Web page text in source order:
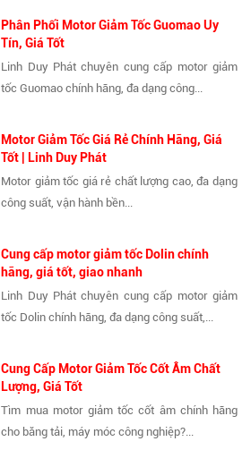
Phân Phối Motor Giảm Tốc Guomao Uy
Tín, Giá Tốt
Linh Duy Phát chuyên cung cấp motor giảm
tốc Guomao chính hãng, đa dạng công...
Motor Giảm Tốc Giá Rẻ Chính Hãng, Giá
Tốt | Linh Duy Phát
Motor giảm tốc giá rẻ chất lượng cao, đa dạng
công suất, vận hành bền...
Cung cấp motor giảm tốc Dolin chính
hãng, giá tốt, giao nhanh
Linh Duy Phát chuyên cung cấp motor giảm
tốc Dolin chính hãng, đa dạng công suất,...
Cung Cấp Motor Giảm Tốc Cốt Âm Chất
Lượng, Giá Tốt
Tìm mua motor giảm tốc cốt âm chính hãng
cho băng tải, máy móc công nghiệp?...